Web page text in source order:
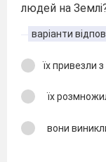
людей на
варіанти
їх привезли
їх
вони